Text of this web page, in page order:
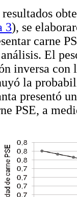
3), se
carne
El
inversa con
la
presentó
PSE, a